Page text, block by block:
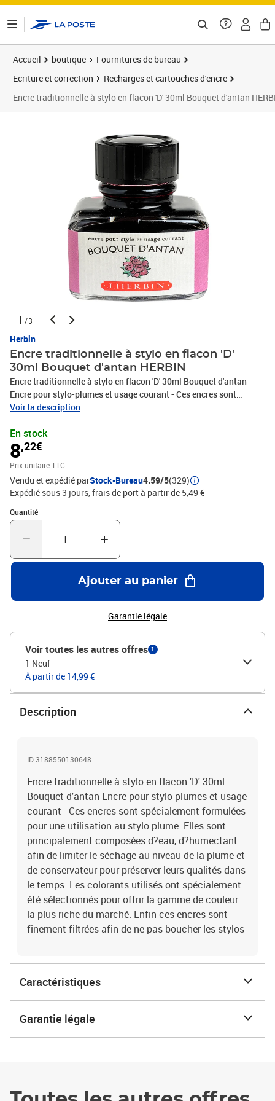
Accueil boutique
Fournitures de bureau
Ecriture et correction
Recharges et cartouches d'encre
Encre traditionnelle à stylo en flacon 'D' 30ml Bouquet d'antan
1 /3
Herbin
Encre traditionnelle à stylo en flacon 'D'
30ml Bouquet d'antan HERBIN
Encre traditionnelle à stylo en flacon 'D' 30ml Bouquet d'antan
Encre pour stylo-plumes et usage courant - Ces encres sont
spécialement formulées pour une utilisation au stylo plume. Elles
limiter le séchage au niveau de la plume et de conservateur pour
préserver leurs qualités dans le temps. Les colorants utilisés ont
spécialement été sélectionnés pour offrir la gamme de couleur la
plus riche du marché. Enfin ces encres sont finement filtrées afin
de ne pas boucher les stylos
Voir la description
En stock
8,22€
Prix unitaire TTC
Vendu et expédié parStock-Bureau4.59/5(329)
Expédié sous 3 jours, frais de port à partir de 5,49 €
Quantité
Quantité : 1
Ajouter au panier
Garantie légale
Voir toutes les autres offres 1
1 Neuf —
À partir de 14,99 €
Description
ID 3188550130648
Encre traditionnelle à stylo en flacon 'D' 30ml
Bouquet d'antan Encre pour stylo-plumes et usage
courant - Ces encres sont spécialement formulées
pour une utilisation au stylo plume. Elles sont
principalement composées d?eau, d?humectant
afin de limiter le séchage au niveau de la plume et
de conservateur pour préserver leurs qualités dans
le temps. Les colorants utilisés ont spécialement
été sélectionnés pour offrir la gamme de couleur
la plus riche du marché. Enfin ces encres sont
finement filtrées afin de ne pas boucher les stylos
Caractéristiques
Garantie légale